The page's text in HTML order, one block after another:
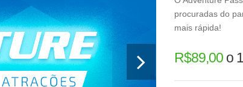
procuradas do
mais rápida!
R$89,00o